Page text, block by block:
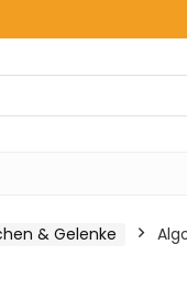
& Gelenke